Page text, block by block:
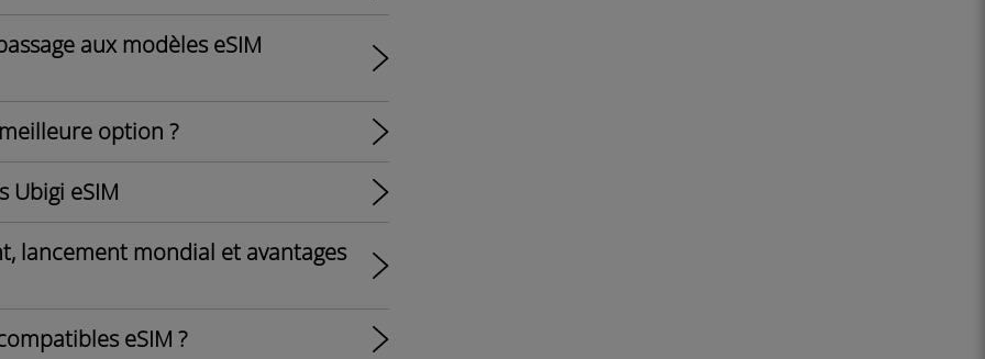
aux modèles eSIM
option ?
Ubigi eSIM
lancement mondial et avantages
eSIM ?